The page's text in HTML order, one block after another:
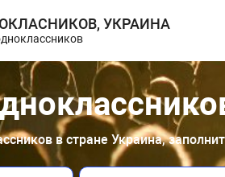
УКРАИНА
в стране Украина,